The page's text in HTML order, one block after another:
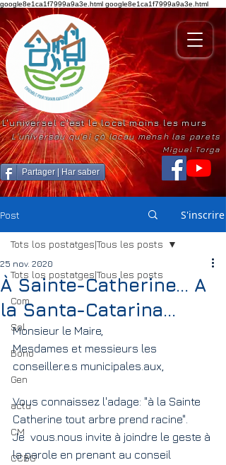
google8e1ca1f7999a9a3e.html google8e1ca1f7999a9a3e.html
Partager | Har saber
L'universel c'est le local moins les murs
L'universau qu'ei çò locau mensh las parets
Miguel Torga
Post S'inscrire
Tots los postatges|Tous les posts
Com
Sol
Bono
Gen
actu
CM
CCBG
Tots los postatges|Tous les posts
À Sainte-Catherine... A
la Santa-Catarina...
25 nov. 2020
Monsieur le Maire,
Mesdames et messieurs les
conseiller.e.s municipales.aux,
Vous connaissez l'adage: "à la Sainte
Catherine tout arbre prend racine".
Je  vous.nous invite à joindre le geste à
la parole en prenant au conseil